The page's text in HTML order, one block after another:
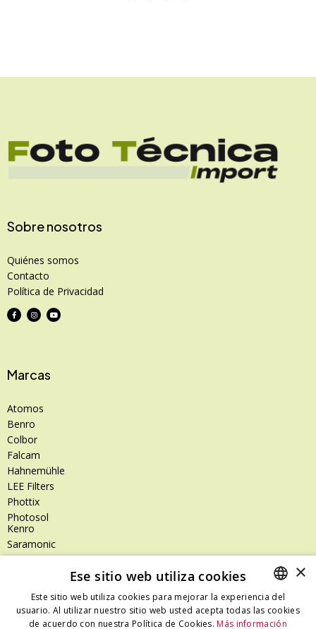
Sobre nosotros
Quiénes somos
Contacto
Política de Privacidad
Marcas
Atomos
Benro
Colbor
Falcam
Hahnemühle
LEE Filters
Phottix
Photosol
Kenro
Saramonic
Shimoda
SanDisk Professional
Tenba
Zeiss
SPANISH
×
Ese sitio web utiliza cookies
Este sitio web utiliza cookies para mejorar la experiencia del
usuario. Al utilizar nuestro sitio web usted acepta todas las cookies
de acuerdo con nuestra Política de Cookies. Más información